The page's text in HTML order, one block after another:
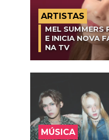
ARTISTAS
MEL SUMMERS
E INICIA NOVA
NA TV
MÚSICA